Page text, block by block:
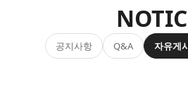
공지사항 Q&A 자유게